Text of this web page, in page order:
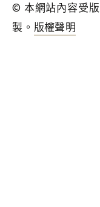
© 本網站內容受
製。 版權聲明